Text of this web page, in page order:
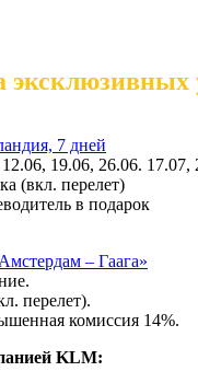
7 дней
19.06, 26.06.
(вкл. перелет)
в подарок
– Гаага»
перелет).
комиссия 14%.
KLM: